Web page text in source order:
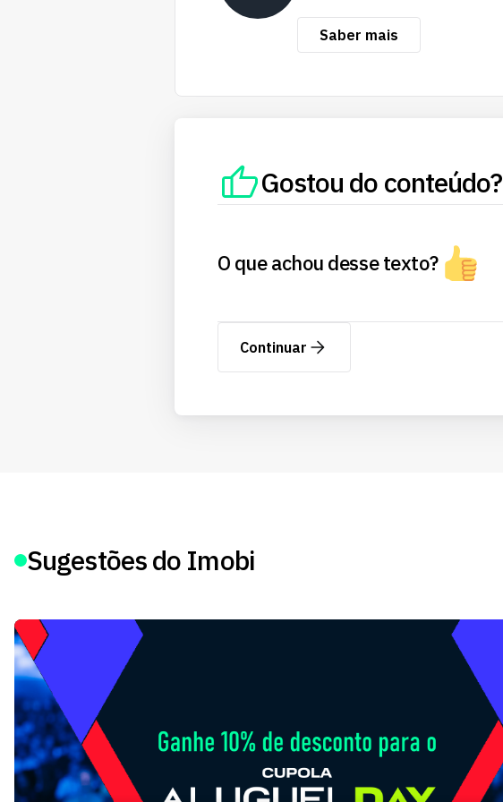
Saber mais
Gostou do conteúdo?
O que achou desse texto?
Continuar
Sugestões do Imobi